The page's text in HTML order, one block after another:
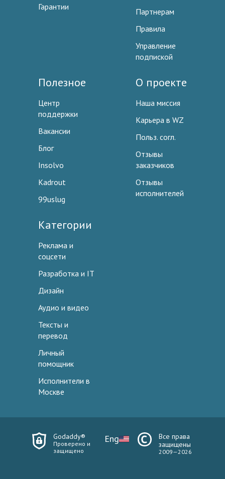
Гарантии
Партнерам
Правила
Управление
подпиской
Полезное
Центр
поддержки
Вакансии
Блог
Insolvo
Kadrout
99uslug
О проекте
Наша миссия
Карьера в WZ
Польз. согл.
Отзывы
заказчиков
Отзывы
исполнителей
Категории
Реклама и
соцсети
Разработка и IT
Дизайн
Аудио и видео
Тексты и
перевод
Личный
помощник
Исполнители в
Москве
Godaddy®
Проверено и
защищено
Eng
Все права
защищены
2009—2026